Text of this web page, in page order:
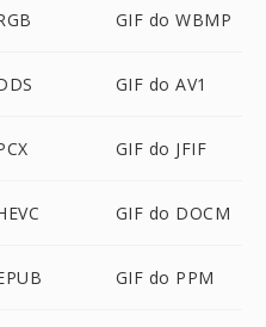
GIF do WBMP
GIF do AV1
GIF do JFIF
GIF do DOCM
GIF do PPM